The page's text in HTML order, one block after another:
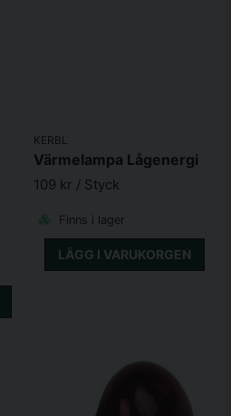
KERBL
Värmelampa Lågenergi
109 kr / Styck
Finns i lager
LÄGG I VARUKORGEN